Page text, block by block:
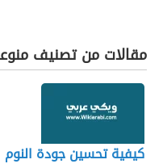
مقالات من تصنيف
كيفية تحسين جودة النوم